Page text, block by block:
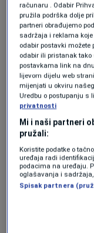
akademska
prije svega,
sjećanju svih
pišegračanički
naučnik
Dr. Samir
je rad
Hercegovine.
izvještavali o
računaru . Odabir
pružila podrška dolje
partneri obrađujemo
sadržaja i reklama
odabir postavki možete
odabir ili pristanak
postavkama link na
lijevom dijelu web
mijenjati u okviru
Uredbu o postupanju s
privatnosti
Mi i naši partneri
pružali:
Koristite podatke o
uređaja radi
podacima na uređaju.
oglašavanja i
Spisak partnera